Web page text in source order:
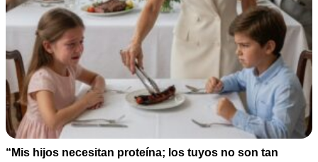
“Mis hijos necesitan proteína; los tuyos no son tan